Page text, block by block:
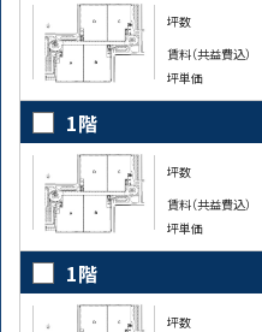
坪数
賃料（共益費込）
坪単価
1階
坪数
賃料（共益費込）
坪単価
1階
坪数